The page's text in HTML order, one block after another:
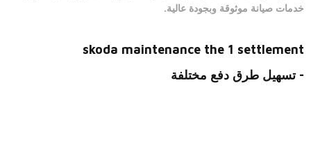
خدمات صيانة موثوقة وبجودة عالية.
skoda maintenance the 1 settlement
- تسهيل طرق دفع مختلفة